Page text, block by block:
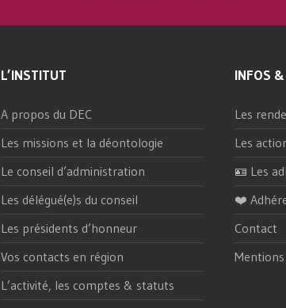
L’INSTITUT
A propos du DEC
Les missions et la déontologie
Le conseil d’administration
Les délégué(e)s du conseil
Les présidents d’honneur
Vos contacts en région
L’activité, les comptes & statuts
INFOS
Les
Les
🪪 Les
❤️
Contact